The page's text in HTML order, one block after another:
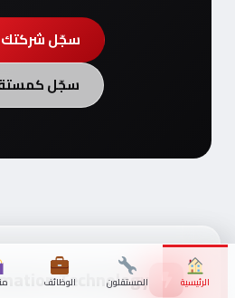
سجّل
سجّل
Technology الرئيسية المستقلون الوظائف